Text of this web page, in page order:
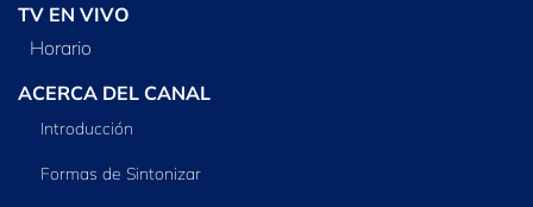
TV EN VIVO
Horario
ACERCA DEL CANAL
Introducción
Formas de Sintonizar